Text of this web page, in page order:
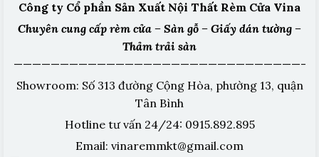
Công ty Cổ phần Sản Xuất Nội Thất Rèm Cửa Vina
Chuyên cung cấp rèm cửa – Sàn gỗ – Giấy dán tường –
Thảm trải sàn
———————————————————————————————-
Showroom: Số 313 đường Cộng Hòa, phường 13, quận
Tân Bình
Hotline tư vấn 24/24: 0915.892.895
Email: vinaremmkt@gmail.com